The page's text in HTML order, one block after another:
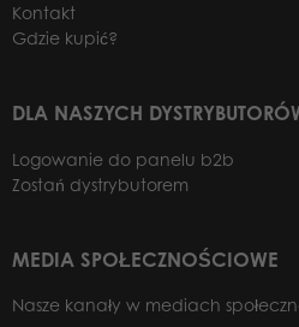
Kontakt
Gdzie kupić?
DLA NASZYCH
Logowanie do panelu b2b
Zostań dystrybutorem
MEDIA SPOŁECZNOŚCIOWE
Nasze kanały w mediach